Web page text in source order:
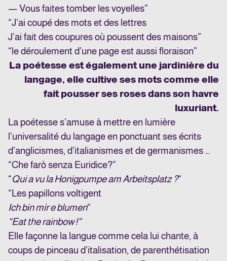
— Vous faites tomber les voyelles”
“J’ai coupé des mots et des lettres
J’ai fait des coupures où poussent des maisons”
“le déroulement d’une page est aussi floraison”
La poétesse est également une jardinière du
langage, elle cultive ses mots comme elle
fait pousser ses roses dans son havre
luxuriant.
La poétesse s’amuse à mettre en lumière
l’universalité du langage en ponctuant ses écrits
d’anglicismes, d’italianismes et de germanismes …
“Che farò senza Euridice?”
“Qui a vu la Honigpumpe am Arbeitsplatz ?“
“Les papillons voltigent
Ich bin mir e blumen“
“Eat the rainbow !”
Elle façonne la langue comme cela lui chante, à
coups de pinceau d’italisation, de parenthétisation